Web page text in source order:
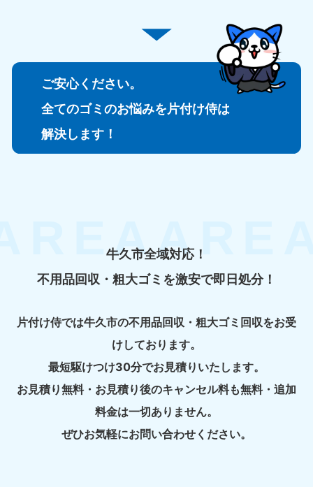
ご安心ください。
全てのゴミのお悩みを片付け侍は
解決します！
牛久市全域対応！
不用品回収・粗大ゴミを激安で即日処分！
片付け侍では牛久市の不用品回収・粗大ゴミ回収をお受
けしております。
最短駆けつけ30分でお見積りいたします。
お見積り無料・お見積り後のキャンセル料も無料・追加
料金は一切ありません。
ぜひお気軽にお問い合わせください。